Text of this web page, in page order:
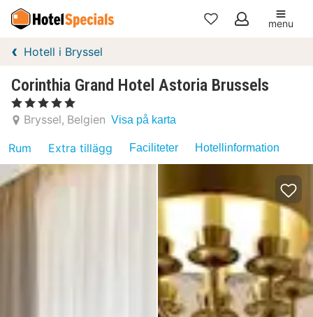
Mina
menu
Hotell i Bryssel
Corinthia Grand Hotel Astoria Brussels
, 5 Stjärnor
Bryssel Belgien Visa på karta
Rum Extra tillägg Faciliteter Hotellinformation